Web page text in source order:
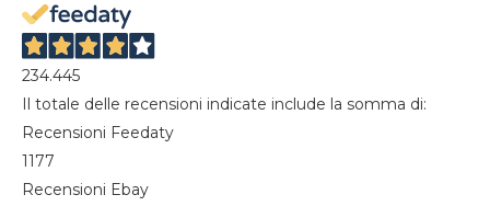
234.445
Il totale delle recensioni indicate include la somma di:
Recensioni Feedaty
1177
Recensioni Ebay